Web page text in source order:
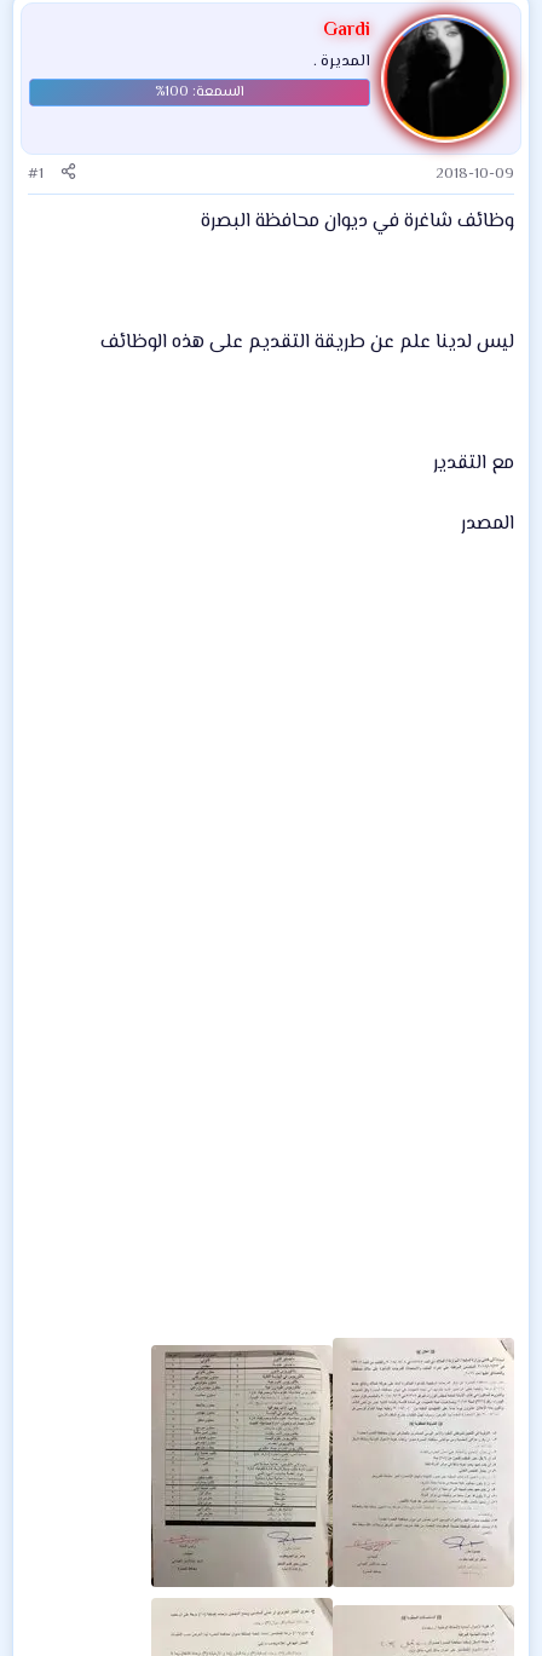
Gardi
المديرة .
2018-10-09
#1
وظائف شاغرة في ديوان محافظة البصرة
ليس لدينا علم عن طريقة التقديم على هذه الوظائف
مع التقدير
المصدر